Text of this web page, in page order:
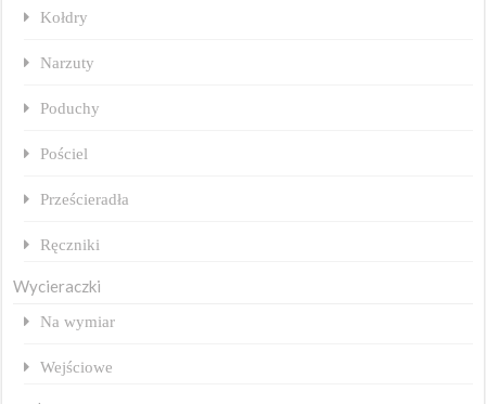
Kołdry
Narzuty
Poduchy
Pościel
Prześcieradła
Ręczniki
Wycieraczki
Na wymiar
Wejściowe